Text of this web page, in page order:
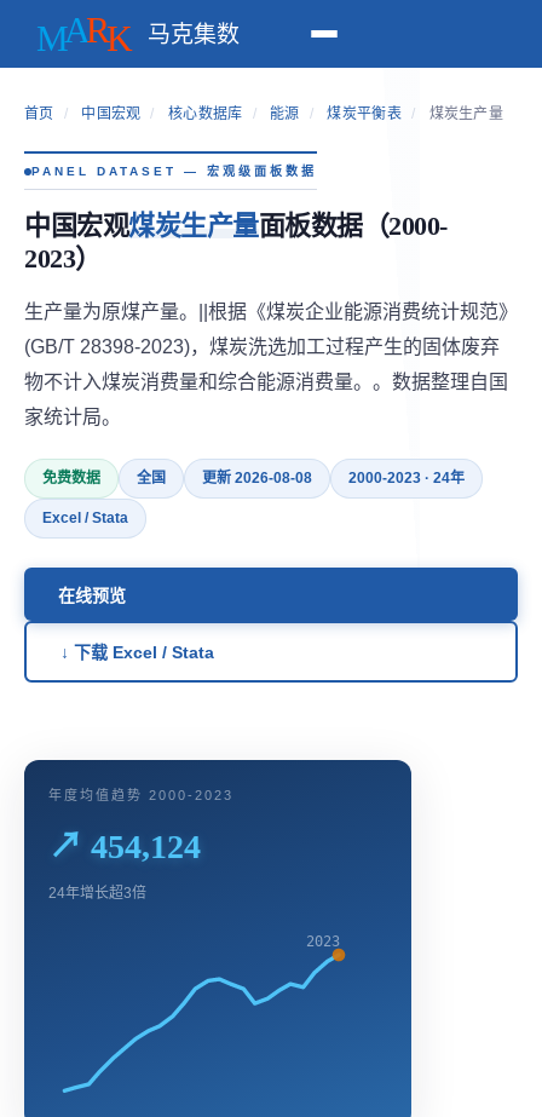
马克集数
首页 / 中国宏观 / 核心数据库 / 能源 / 煤炭平衡表 / 煤炭生产量
PANEL DATASET — 宏观级面板数据
中国宏观煤炭生产量面板数据（2000-
2023）
生产量为原煤产量。||根据《煤炭企业能源消费统计规范》
(GB/T 28398-2023)，煤炭洗选加工过程产生的固体废弃
物不计入煤炭消费量和综合能源消费量。。数据整理自国
家统计局。
免费数据 全国 更新 2026-08-08 2000-2023 · 24年
Excel / Stata
在线预览
↓ 下载 Excel / Stata
年度均值趋势 2000-2023
↗ 454,124
24年增长超3倍
2023